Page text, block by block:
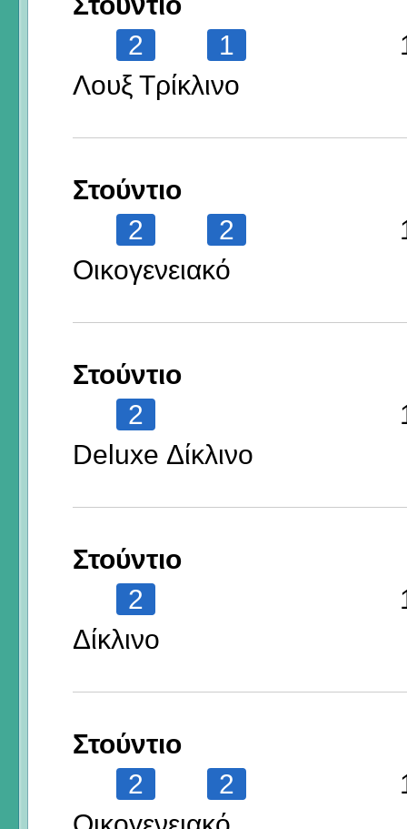
2
1
Λουξ Τρίκλινο
Στούντιο
2
2
Οικογενειακό
Στούντιο
2
Deluxe Δίκλινο
Στούντιο
2
Δίκλινο
Στούντιο
2
2